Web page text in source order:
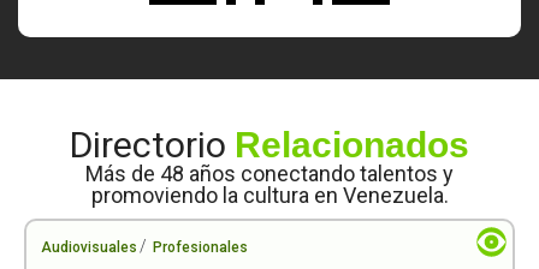
Directorio Relacionados
Más de 48 años conectando talentos y
promoviendo la cultura en Venezuela.
Audiovisuales / Profesionales